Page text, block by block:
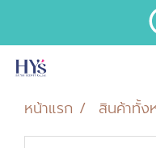
หน้าแรก สินค้าทั้ง